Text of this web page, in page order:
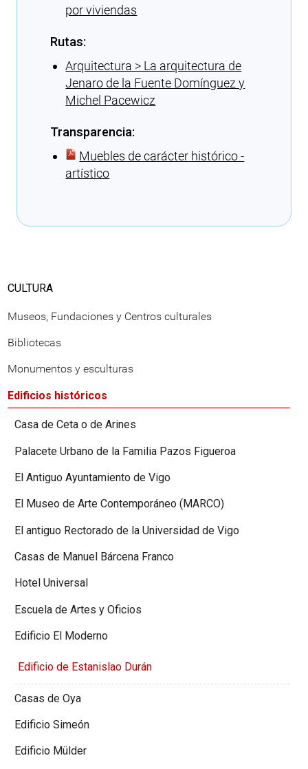
por viviendas
Rutas:
Arquitectura > La arquitectura de
Jenaro de la Fuente Domínguez y
Michel Pacewicz
Transparencia:
Muebles de carácter histórico -
artístico
CULTURA
Museos, Fundaciones y Centros culturales
Bibliotecas
Monumentos y esculturas
Edificios históricos
Casa de Ceta o de Arines
Palacete Urbano de la Familia Pazos Figueroa
El Antiguo Ayuntamiento de Vigo
El Museo de Arte Contemporáneo (MARCO)
El antiguo Rectorado de la Universidad de Vigo
Casas de Manuel Bárcena Franco
Hotel Universal
Escuela de Artes y Oficios
Edificio El Moderno
Edificio de Estanislao Durán
Casas de Oya
Edificio Simeón
Edificio Mülder